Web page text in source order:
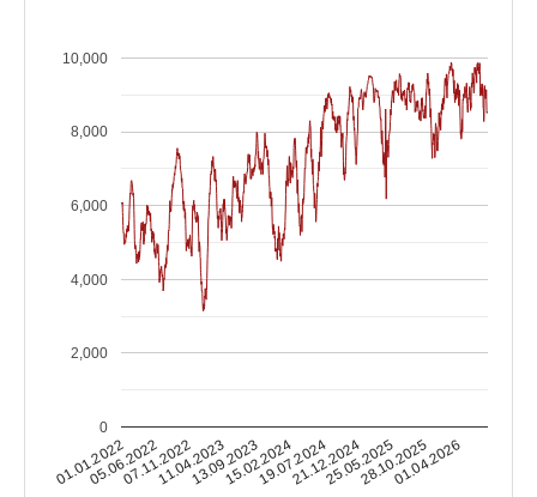
01.01.2022
05.06.2022
07.11.2022
11.04.2023
13.09.2023
15.02.2024
19.07.2024
21.12.2024
25.05.2025
28.10.2025
01.04.2026
0
2,000
4,000
6,000
8,000
10,000